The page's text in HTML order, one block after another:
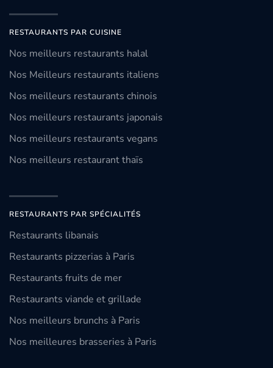
RESTAURANTS PAR CUISINE
Nos meilleurs restaurants halal
Nos Meilleurs restaurants italiens
Nos meilleurs restaurants chinois
Nos meilleurs restaurants japonais
Nos meilleurs restaurants vegans
Nos meilleurs restaurant thaïs
RESTAURANTS PAR SPÉCIALITÉS
Restaurants libanais
Restaurants pizzerias à Paris
Restaurants fruits de mer
Restaurants viande et grillade
Nos meilleurs brunchs à Paris
Nos meilleures brasseries à Paris